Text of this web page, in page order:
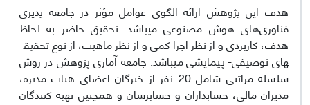
هدف این پژوهش ارائه الگوی عوامل مؤثر در جامعه پذیری
فناوری‌های هوش مصنوعی می‎باشد. تحقیق حاضر به لحاظ
هدف، کاربردی و از نظر اجرا کمی و از نظر ماهیت، از نوع تحقیق­
های ‌توصیفی- پیمایشی می‎باشد. جامعه آماری پژوهش در روش
سلسله مراتبی شامل 20 نفر از خبرگان اعضای هیات مدیره،
مدیران مالی، حسابداران و حسابرسان و همچنین تهیه کنندگان